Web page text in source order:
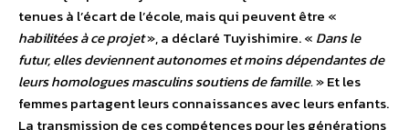
tenues à l’écart de l’école, mais qui peuvent être «
habilitées à ce projet», a déclaré Tuyishimire. « Dans le
futur, elles deviennent autonomes et moins dépendantes de
leurs homologues masculins soutiens de famille.» Et les
femmes partagent leurs connaissances avec leurs enfants.
La transmission de ces compétences pour les générations